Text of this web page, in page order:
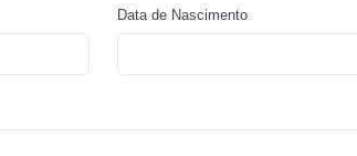
Data de Nascimento